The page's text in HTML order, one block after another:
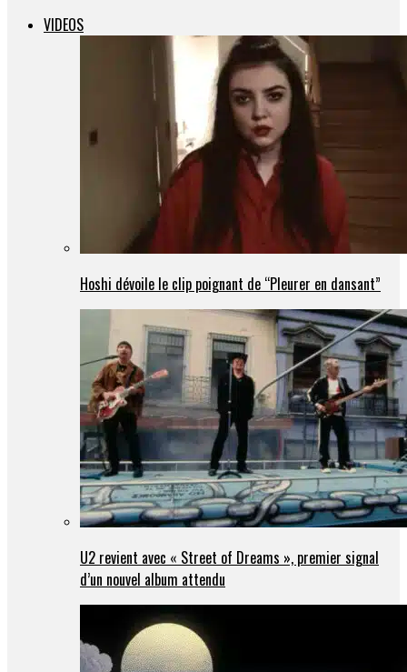
VIDEOS
Hoshi dévoile le clip poignant de “Pleurer en dansant”
U2 revient avec « Street of Dreams », premier signal
d’un nouvel album attendu